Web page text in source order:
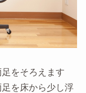
をそろえます
を床から少し浮